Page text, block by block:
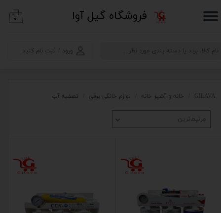
​فروشگاه گیل آوا
ورود ثبت نام کنید
حساب کاربری من
۰
GILAVA خانه و آشپز خانه لوازم خانگی برقی تصفیه آب
مرتبط‌ترین